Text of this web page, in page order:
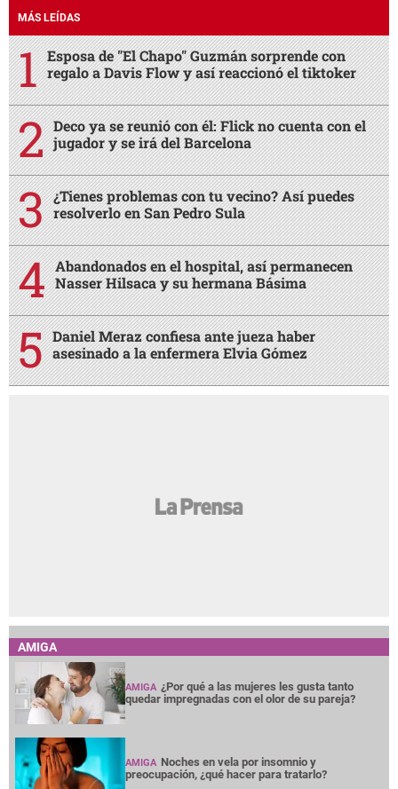
MÁS LEÍDAS
Esposa de "El Chapo" Guzmán sorprende con
regalo a Davis Flow y así reaccionó el tiktoker
Deco ya se reunió con él: Flick no cuenta con el
jugador y se irá del Barcelona
¿Tienes problemas con tu vecino? Así puedes
resolverlo en San Pedro Sula
Abandonados en el hospital, así permanecen
Nasser Hilsaca y su hermana Básima
Daniel Meraz confiesa ante jueza haber
asesinado a la enfermera Elvia Gómez
AMIGA
AMIGA ¿Por qué a las mujeres les gusta tanto
quedar impregnadas con el olor de su pareja?
AMIGA Noches en vela por insomnio y
preocupación, ¿qué hacer para tratarlo?